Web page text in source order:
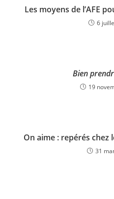
Les moyens de l’AFE
6
Bien
19
On aime : repérés chez
31